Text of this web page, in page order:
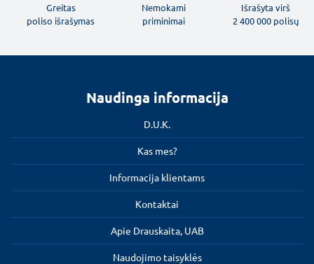
Greitas
poliso išrašymas
Nemokami
priminimai
Išrašyta virš
2 400 000 polisų
Naudinga informacija
D.U.K.
Kas mes?
Informacija klientams
Kontaktai
Apie Drauskaita, UAB
Naudojimo taisyklės